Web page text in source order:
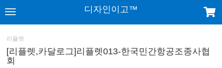
디자인이고™
리플렛
[리플렛,카달로그]리플렛013-한국민간항공조종사협
회